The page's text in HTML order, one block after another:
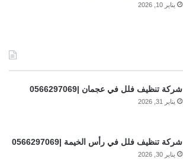
يناير 10, 2026
شركة تنظيف فلل في عجمان |0566297069
يناير 31, 2026
شركة تنظيف فلل في رأس الخيمة |0566297069
يناير 30, 2026